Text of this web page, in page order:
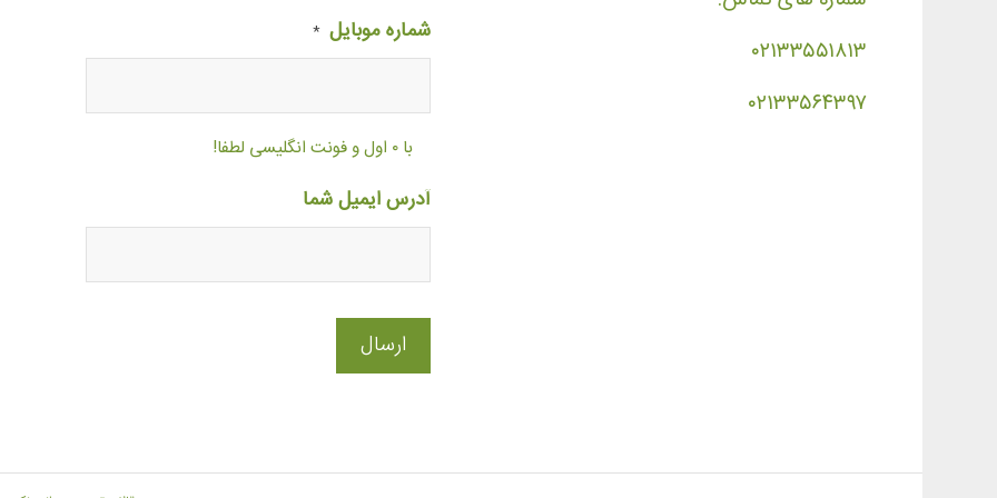
۰۲۱۳۳۵۵۱۸۱۳
۰۲۱۳۳۵۶۴۳۹۷
شماره موبایل *
با ۰ اول و فونت انگلیسی لطفا!
آدرس ایمیل شما